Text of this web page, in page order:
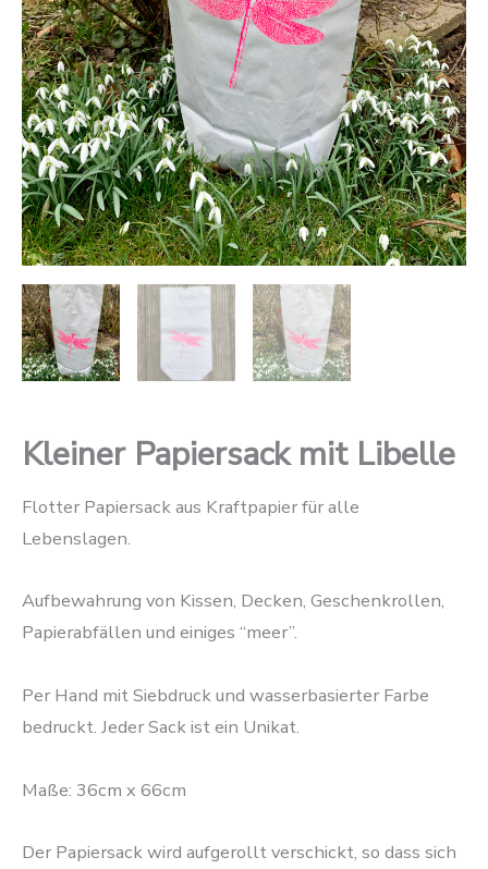
Kleiner Papiersack mit Libelle
Flotter Papiersack aus Kraftpapier für alle
Lebenslagen.
Aufbewahrung von Kissen, Decken, Geschenkrollen,
Papierabfällen und einiges “meer”.
Per Hand mit Siebdruck und wasserbasierter Farbe
bedruckt. Jeder Sack ist ein Unikat.
Maße: 36cm x 66cm
Der Papiersack wird aufgerollt verschickt, so dass sich